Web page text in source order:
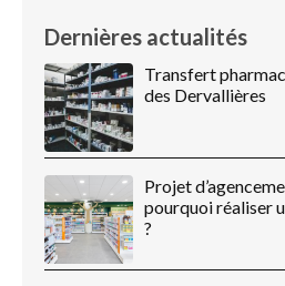
Dernières actualités
Transfert
des Dervallières
Projet
pourquoi réaliser
?